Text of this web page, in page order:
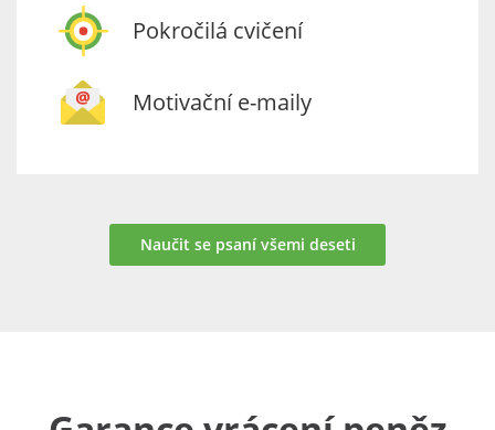
Pokročilá cvičení
Motivační e-maily
Naučit se psaní všemi deseti